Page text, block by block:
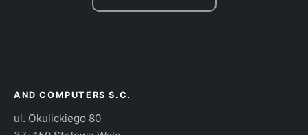
AND COMPUTERS S.C.
ul. Okulickiego 80